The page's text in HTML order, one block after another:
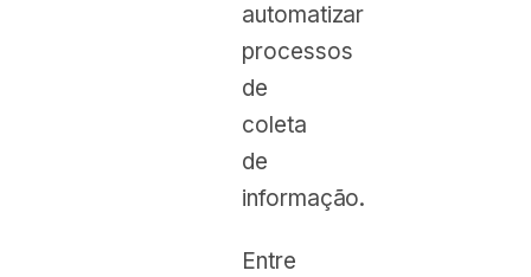
automatizar
processos
de
coleta
de
informação.
Entre